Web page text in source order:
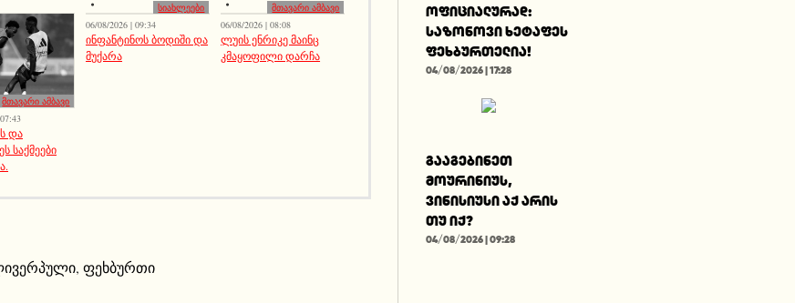
მთავარი ამბავი
და
საქმეები
სიახლეები
06/08/2026 | 09:34
ინფანტინოს ბოდიში და
მუქარა
მთავარი ამბავი
06/08/2026 | 08:08
ლუის ენრიკე მაინც
კმაყოფილი დარჩა
, ფეხბურთი
ოფიციალურად:
საზონოვი ხეტაფეს
ფეხბურთელია!
04/08/2026 | 17:28
გააგებინეთ
მოურინიუს,
ვინისიუსი აქ არის
თუ იქ?
04/08/2026 | 09:28